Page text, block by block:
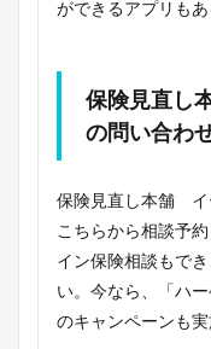
ができるアプリもあ
保険見直し
の問い合わ
保険見直し本舗 イ
こちらから相談予
イン保険相談もで
い。今なら、「ハ
のキャンペーンも実